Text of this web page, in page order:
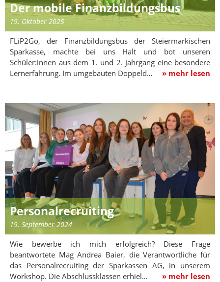
Der mobile Finanzbildungsbus
19. Oktober 2025
FLiP2Go, der Finanzbildungsbus der Steiermärkischen
Sparkasse, machte bei uns Halt und bot unseren
Schüler:innen aus dem 1. und 2. Jahrgang eine besondere
Lernerfahrung. Im umgebauten Doppeld…
» mehr lesen
Personalrecruiting
19. September 2024
Wie bewerbe ich mich erfolgreich? Diese Frage
beantwortete Mag Andrea Baier, die Verantwortliche für
das Personalrecruiting der Sparkassen AG, in unserem
Workshop. Die Abschlussklassen erhiel…
» mehr lesen